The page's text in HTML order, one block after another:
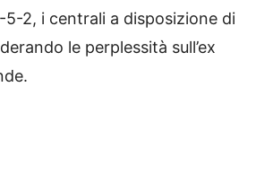
2, i centrali a disposizione di
le perplessità sull’ex